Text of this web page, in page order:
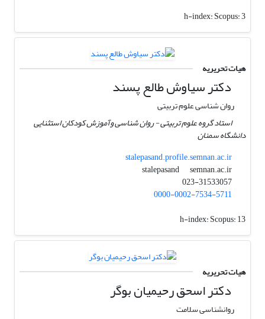
h-index:Scopus: 3
هیات تحریریه
دکتر سیاوش طالع پسند
روان شناسی علوم تربیتی
استاد گروه علوم تربیتی - روان شناسی وآموزش کودکان استثنایی
دانشگاه سمنان
stalepasand.profile.semnan.ac.ir
stalepasand
semnan.ac.ir
023-31533057
0000-0002-7534-5711
h-index:Scopus: 13
هیات تحریریه
دکتر اسحق رحیمیان بوگر
روانشناسی سلامت